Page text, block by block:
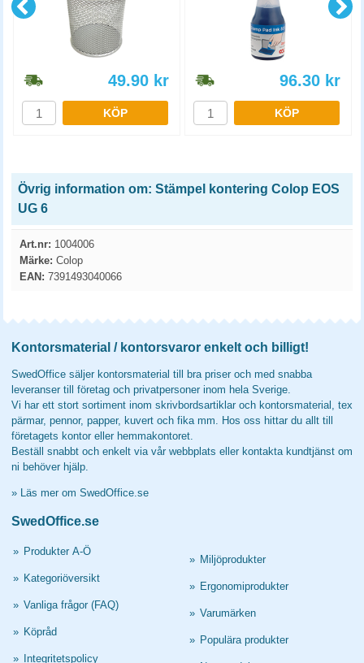
49.90 kr
KÖP
96.30 kr
KÖP
Övrig information om: Stämpel kontering Colop EOS
UG 6
Art.nr: 1004006
Märke: Colop
EAN: 7391493040066
Kontorsmaterial / kontorsvaror enkelt och billigt!
SwedOffice säljer kontorsmaterial till bra priser och med snabba
leveranser till företag och privatpersoner inom hela Sverige.
Vi har ett stort sortiment inom skrivbordsartiklar och kontorsmaterial, tex
pärmar, pennor, papper, kuvert och fika mm. Hos oss hittar du allt till
företagets kontor eller hemmakontoret.
Beställ snabbt och enkelt via vår webbplats eller kontakta kundtjänst om
ni behöver hjälp.
» Läs mer om SwedOffice.se
SwedOffice.se
» Produkter A-Ö
» Kategoriöversikt
» Vanliga frågor (FAQ)
» Köpråd
» Integritetspolicy
» Miljöprodukter
» Ergonomiprodukter
» Varumärken
» Populära produkter